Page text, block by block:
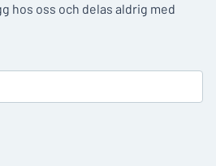
hos oss och delas aldrig med